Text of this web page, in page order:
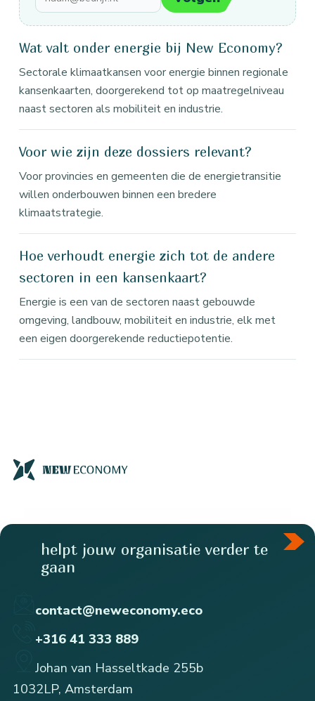
Wat valt onder energie bij New Economy?
Sectorale klimaatkansen voor energie binnen regionale
kansenkaarten, doorgerekend tot op maatregelniveau
naast sectoren als mobiliteit en industrie.
Voor wie zijn deze dossiers relevant?
Voor provincies en gemeenten die de energietransitie
willen onderbouwen binnen een bredere
klimaatstrategie.
Hoe verhoudt energie zich tot de andere
sectoren in een kansenkaart?
Energie is een van de sectoren naast gebouwde
omgeving, landbouw, mobiliteit en industrie, elk met
een eigen doorgerekende reductiepotentie.
helpt jouw organisatie verder te
gaan
contact@neweconomy.eco
+316 41 333 889
Johan van Hasseltkade 255b
1032LP, Amsterdam